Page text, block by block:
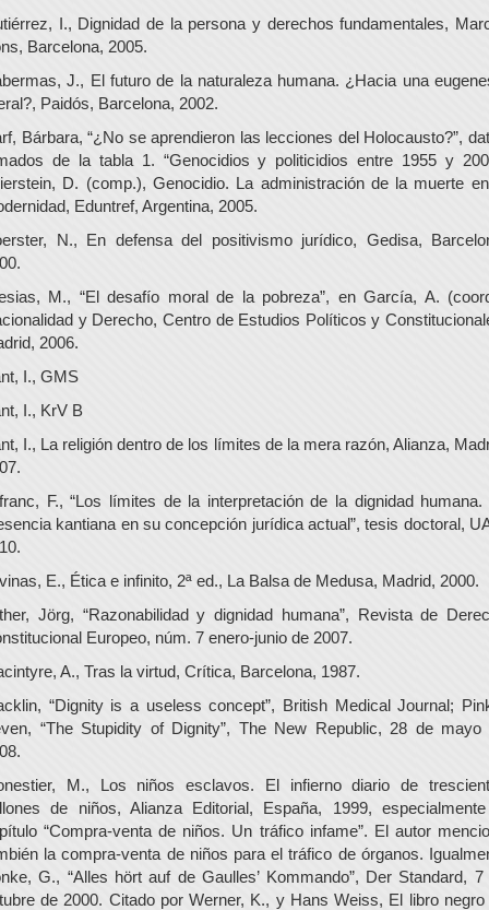
I., Dignidad de la persona y derechos fundamentales,
Barcelona, 2005.
J., El futuro de la naturaleza humana. ¿Hacia una
Paidós, Barcelona, 2002.
Bárbara, “¿No se aprendieron las lecciones del Holocausto?”,
de la tabla 1. “Genocidios y politicidios entre 1955 y
D. (comp.), Genocidio. La administración de la muerte
Eduntref, Argentina, 2005.
N., En defensa del positivismo jurídico, Gedisa,
M., “El desafío moral de la pobreza”, en García, A.
y Derecho, Centro de Estudios Políticos y
2006.
I., GMS
I., KrV B
I., La religión dentro de los límites de la mera razón, Alianza,
F., “Los límites de la interpretación de la dignidad humana.
kantiana en su concepción jurídica actual”, tesis doctoral,
E., Ética e infinito, 2ª ed., La Balsa de Medusa, Madrid, 2000.
Jörg, “Razonabilidad y dignidad humana”, Revista de
Europeo, núm. 7 enero-junio de 2007.
A., Tras la virtud, Crítica, Barcelona, 1987.
“Dignity is a useless concept”, British Medical Journal;
“The Stupidity of Dignity”, The New Republic, 28 de mayo
M., Los niños esclavos. El infierno diario de
de niños, Alianza Editorial, España, 1999,
“Compra-venta de niños. Un tráfico infame”. El autor
la compra-venta de niños para el tráfico de órganos.
G., “Alles hört auf de Gaulles’ Kommando”, Der Standard, 7
de 2000. Citado por Werner, K., y Hans Weiss, El libro negro